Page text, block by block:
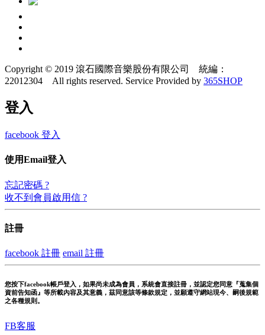
Copyright © 2019 滾石國際音樂股份有限公司 統編：
22012304 All rights reserved. Service Provided by 365SHOP
登入
facebook 登入
使用Email登入
忘記密碼 ?
收不到會員啟用信 ?
註冊
facebook 註冊 email 註冊
您按下facebook帳戶登入，如果尚未成為會員，系統會直接註冊，並認定您同意『蒐集個
資前告知函』等所載內容及其意義，茲同意該等條款規定，並願遵守網站現今、嗣後規範
之各種規則。
FB客服